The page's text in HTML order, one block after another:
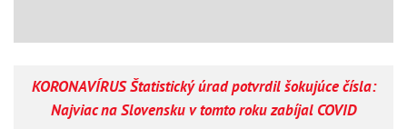
KORONAVÍRUS Štatistický úrad potvrdil šokujúce čísla:
Najviac na Slovensku v tomto roku zabíjal COVID